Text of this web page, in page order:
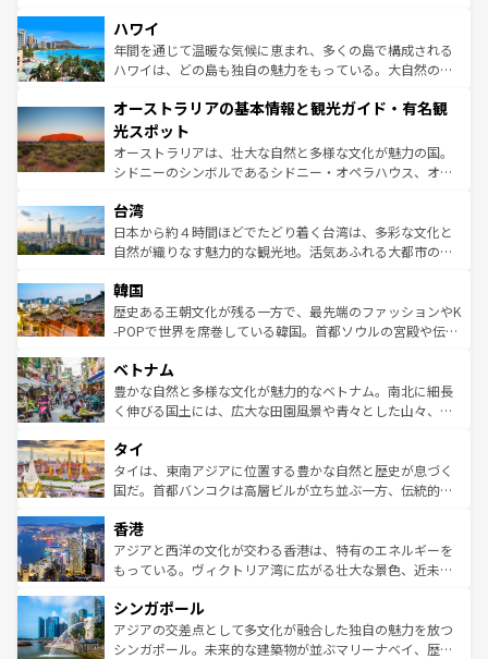
着のスイス情報は
のような巨大都市は、観光、ショッピング、エンターテイ
ンメントが詰まった刺激的なスポットだ。一方、アメリカ
西部には大自然が広がり、グランドキャニオンやイエロー
部のニューオーリンズでは、音楽と美食が融合した独特の
文化が魅力。旅行者はアメリカの各地域で異なる魅力を楽
しみながら、その多様性と豊かな歴史を感じることができ
るだろう。車でのロードトリップや列車の旅も、アメリカ
情報は
ハワイ
年間を通じて温暖な気候に恵まれ、多くの島で構成される
ハワイは、どの島も独自の魅力をもっている。大自然の神
ワイ島は見逃せない。また、定番の観光地といえばオアフ
島だが、静かな自然を求めるならマウイ島やカウアイ島が
おすすめ。エメラルドグリーンに輝く海をはじめ、豊かな
文化や歴史が息づいている。「アロハスピリット」と呼ば
人々、おいしいローカルフードやハワイアンミュージッ
ク、伝統的なフラダンスなど、すべてがハワイの魅力を彩
っている。訪れるたびに新しい発見と感動が待っているハ
はコンテンツ一覧
オーストラリアの基本情報と観光ガイド・有名観
光スポット
オーストラリアは、壮大な自然と多様な文化が魅力の国。
シドニーのシンボルであるシドニー・オペラハウス、オー
リアリーフや大陸中央部にそびえるウルル（エアーズロッ
ク）、タスマニアの美しい原生林やケアンズの熱帯雨林な
ど、見どころがたくさん。また、カフェやワイン、オージ
いる。アクティビティも充実しており、サーフィンやダイ
ビング、ハイキングなど、アウトドア好きにはたまらな
い。オーストラリアの多彩な魅力を存分に味わいつくそ
参照してほしい。
台湾
日本から約４時間ほどでたどり着く台湾は、多彩な文化と
自然が織りなす魅力的な観光地。活気あふれる大都市の台
ン）、静ひつな山岳地帯である台湾東部など、都市の喧騒
と山間の静けさが共存しており、訪れる人に新しい発見と
驚きをもたらしてくれる。また、奥深い台湾の食文化も魅
容にもいいと評判のスイーツなど、バラエティ豊かな料理
が味わえる。 なお、新着の台湾情報は コンテンツ一覧を参
照してほしい。
韓国
歴史ある王朝文化が残る一方で、最先端のファッションやK
-POPで世界を席巻している韓国。首都ソウルの宮殿や伝統
き、地方に足を延ばせば四季折々の自然美を楽しむことが
できる。そして、キムチや焼肉、絶品のストリートフード
まで、さまざまな韓国料理が待っている。夜には、韓国な
リティに包まれながら、韓国の多彩な魅力を心ゆくまで味
わってみてほしい。 なお、新着の韓国情報はコンテンツ一
覧を参照してほしい。
ベトナム
豊かな自然と多様な文化が魅力的なベトナム。南北に細長
く伸びる国土には、広大な田園風景や青々とした山々、世
急速な発展と共に伝統が息づく。ハノイの古い町並みやホ
ーチミン市のフランス統治時代の建物も、独特の雰囲気を
醸し出している。また、バラエティの豊かさとおいしさで
とつ。フォーやバインミー、ベトナムコーヒーなどは、ぜ
ひ現地で味わいたい。どの地域を訪れてもあたたかい人々
が旅行者を迎えてくれるので、きっと忘れられない旅にな
参照してほしい。
タイ
タイは、東南アジアに位置する豊かな自然と歴史が息づく
国だ。首都バンコクは高層ビルが立ち並ぶ一方、伝統的な
の活気が交差している。北部ではチェンマイなどの山岳地
帯で自然と触れ合い、南部ではプーケットやクラビの美し
いビーチでリゾート気分を楽しむことができる。タイ料理
激する。気候は一年中温暖で、どの季節にも異なる楽しみ
が待っている。親しみやすいタイの人々、仏教を中心とし
た文化、そして多様な観光資源が、訪れる旅人を魅了し続
香港
アジアと西洋の文化が交わる香港は、特有のエネルギーを
もっている。ヴィクトリア湾に広がる壮大な景色、近未来
み、どこを訪れても感動するはず。観光スポットが密集し
ており、効率よく見どころを回れるのも魅力。息をのむよ
うな絶景から文化的な体験まで、香港を存分に楽しみ尽く
シンガポール
アジアの交差点として多文化が融合した独自の魅力を放つ
シンガポール。未来的な建築物が並ぶマリーナベイ、歴史